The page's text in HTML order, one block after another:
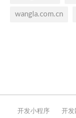
wangla.com.cn
开发小程序 开发